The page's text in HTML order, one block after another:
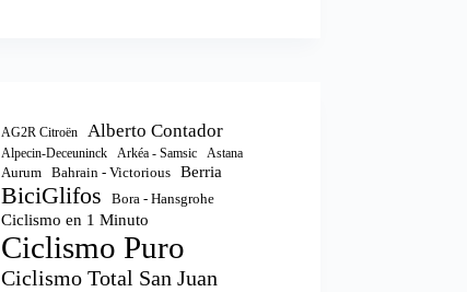
AG2R Citroën Alberto Contador
Alpecin-Deceuninck Arkéa - Samsic
Astana
Aurum
Bahrain - Victorious Berria
BiciGlifos Bora - Hansgrohe
Ciclismo en 1 Minuto
Ciclismo Puro
Ciclismo Total San Juan